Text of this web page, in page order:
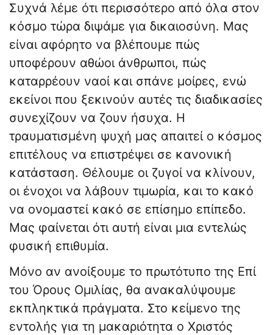
Συχνά λέμε ότι περισσότερο από όλα στον
κόσμο τώρα διψάμε για δικαιοσύνη. Μας
είναι αφόρητο να βλέπουμε πώς
υποφέρουν αθώοι άνθρωποι, πώς
καταρρέουν ναοί και σπάνε μοίρες, ενώ
εκείνοι που ξεκινούν αυτές τις διαδικασίες
συνεχίζουν να ζουν ήσυχα. Η
τραυματισμένη ψυχή μας απαιτεί ο κόσμος
επιτέλους να επιστρέψει σε κανονική
κατάσταση. Θέλουμε οι ζυγοί να κλίνουν,
οι ένοχοι να λάβουν τιμωρία, και το κακό
να ονομαστεί κακό σε επίσημο επίπεδο.
Μας φαίνεται ότι αυτή είναι μια εντελώς
φυσική επιθυμία.
Μόνο αν ανοίξουμε το πρωτότυπο της Επί
του Όρους Ομιλίας, θα ανακαλύψουμε
εκπληκτικά πράγματα. Στο κείμενο της
εντολής για τη μακαριότητα ο Χριστός